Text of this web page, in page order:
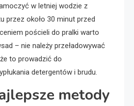
w letniej wodzie z
przez około 30 minut przed
pościeli do pralki warto
– nie należy przeładowywać
to prowadzić do
detergentów i brudu.
metody